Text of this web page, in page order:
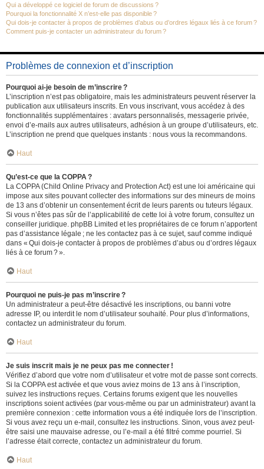
Qui a développé ce logiciel de forum de discussions ?
Pourquoi la fonctionnalité X n’est-elle pas disponible ?
Qui dois-je contacter à propos de problèmes d’abus ou d’ordres légaux liés à ce forum ?
Comment puis-je contacter un administrateur du forum ?
Problèmes de connexion et d’inscription
Pourquoi ai-je besoin de m’inscrire ?
L’inscription n’est pas obligatoire, mais les administrateurs peuvent réserver la
publication aux utilisateurs inscrits. En vous inscrivant, vous accédez à des
fonctionnalités supplémentaires : avatars personnalisés, messagerie privée,
envoi d’e-mails aux autres utilisateurs, adhésion à un groupe d’utilisateurs, etc.
L’inscription ne prend que quelques instants : nous vous la recommandons.
Haut
Qu’est-ce que la COPPA ?
La COPPA (Child Online Privacy and Protection Act) est une loi américaine qui
impose aux sites pouvant collecter des informations sur des mineurs de moins
de 13 ans d’obtenir un consentement écrit de leurs parents ou tuteurs légaux.
Si vous n’êtes pas sûr de l’applicabilité de cette loi à votre forum, consultez un
conseiller juridique. phpBB Limited et les propriétaires de ce forum n’apportent
pas d’assistance légale ; ne les contactez pas à ce sujet, sauf comme indiqué
dans « Qui dois-je contacter à propos de problèmes d’abus ou d’ordres légaux
liés à ce forum ? ».
Haut
Pourquoi ne puis-je pas m’inscrire ?
Un administrateur a peut-être désactivé les inscriptions, ou banni votre
adresse IP, ou interdit le nom d’utilisateur souhaité. Pour plus d’informations,
contactez un administrateur du forum.
Haut
Je suis inscrit mais je ne peux pas me connecter !
Vérifiez d’abord que votre nom d’utilisateur et votre mot de passe sont corrects.
Si la COPPA est activée et que vous aviez moins de 13 ans à l’inscription,
suivez les instructions reçues. Certains forums exigent que les nouvelles
inscriptions soient activées (par vous-même ou par un administrateur) avant la
première connexion : cette information vous a été indiquée lors de l’inscription.
Si vous avez reçu un e-mail, consultez les instructions. Sinon, vous avez peut-
être saisi une mauvaise adresse, ou l’e-mail a été filtré comme pourriel. Si
l’adresse était correcte, contactez un administrateur du forum.
Haut